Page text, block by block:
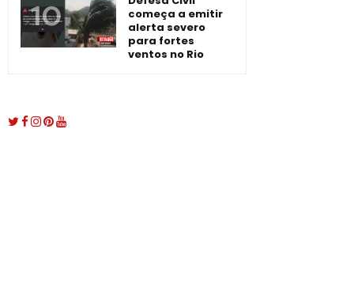
começa a emitir
alerta severo
para fortes
ventos no Rio